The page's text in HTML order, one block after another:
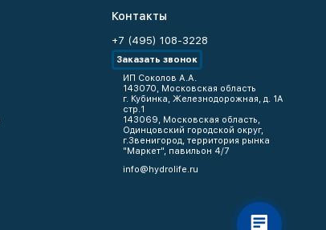
Контакты
+7 (495) 108-3228
Заказать звонок
ИП Соколов А.А.
143070, Московская область
г. Кубинка, Железнодорожная, д. 1А
стр.1
143069, Московская область,
Одинцовский городской округ,
г.Звенигород, территория рынка
"Маркет", павильон 4/7
info@hydrolife.ru